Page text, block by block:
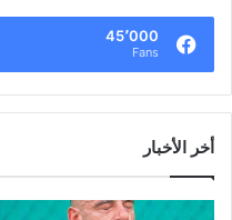
45٬000
Fans
أخر الأخبار